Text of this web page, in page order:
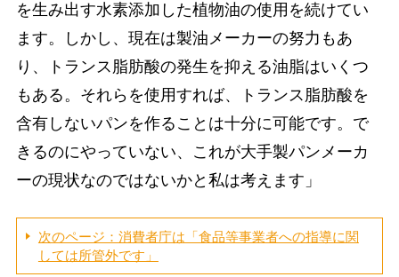
を生み出す水素添加した植物油の使用を続けてい
ます。しかし、現在は製油メーカーの努力もあ
り、トランス脂肪酸の発生を抑える油脂はいくつ
もある。それらを使用すれば、トランス脂肪酸を
含有しないパンを作ることは十分に可能です。で
きるのにやっていない、これが大手製パンメーカ
ーの現状なのではないかと私は考えます」
次のページ：消費者庁は「食品等事業者への指導に関
しては所管外です」